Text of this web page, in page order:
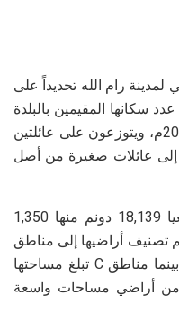
رام الله تحديداً على
عدد سكانها المقيمين بالبلدة
حالياً قرابة 2464 نسمة حتى عام 2017م، ويتوزعون على عائلتين
إلى عائلات صغيرة من أصل
تبلغ المساحة الإجمالية لبلدة ترمسعيا 18,139 دونم منها 1,350
تصنيف أراضيها إلى مناطق
B والبالغة مساحتها (11,218) دونماً بينما مناطق C تبلغ مساحتها
من أراضي مساحات واسعة